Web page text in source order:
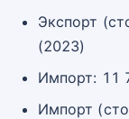
Экспорт
(2023)
Импорт: 11
Импорт